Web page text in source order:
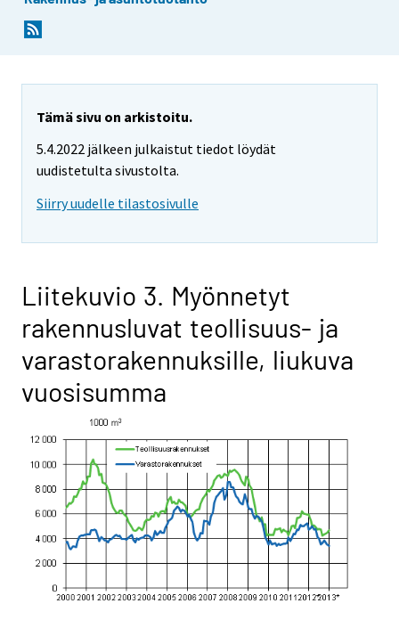
Tämä sivu on arkistoitu.
5.4.2022 jälkeen julkaistut tiedot löydät
uudistetulta sivustolta.
Siirry uudelle tilastosivulle
Liitekuvio 3. Myönnetyt
rakennusluvat teollisuus- ja
varastorakennuksille, liukuva
vuosisumma